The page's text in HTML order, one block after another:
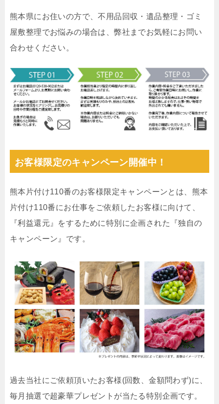
熊本県にお住いの方で、不用品回収・遺品整理・ゴミ
屋敷整理でお悩みの場合は、弊社までお気軽にお問い
合わせください。
お客様限定のキャンペーン開催中！
熊本片付け110番のお客様限定キャンペーンとは、熊本
片付け110番にお仕事をご依頼したお客様に向けて、
『利益還元』をするために特別に企画された『独自の
キャンペーン』です。
過去当社にご依頼頂いたお客様(回数、金額問わず)に、
毎月抽選で超豪華プレゼントが当たる特別企画です。